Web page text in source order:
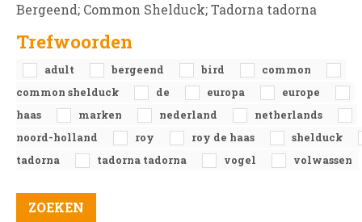
Bergeend; Common Shelduck; Tadorna tadorna
Trefwoorden
adult bergeend bird
common
common shelduck
de europa
europe
haas
marken nederland
netherlands
noord-holland
roy roy de haas
shelduck
tadorna
tadorna tadorna vogel volwassen